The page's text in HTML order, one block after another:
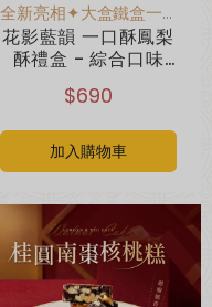
全新亮相✦大盒鐵盒一口鳳梨酥
花影藍韻 一口酥鳳梨
酥禮盒 - 綜合口味
(18入)(附提袋)
$690
加入購物車